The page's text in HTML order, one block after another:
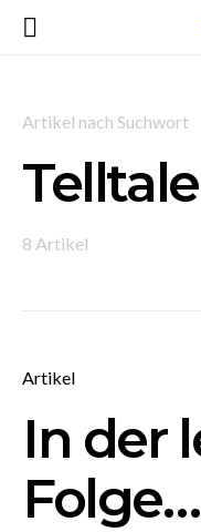
Artikel nach Suchwort
8 Artikel
Artikel
In der
Folge…